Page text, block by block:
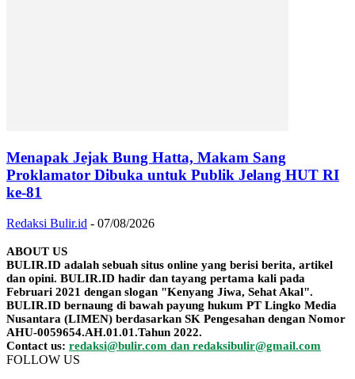
Menapak Jejak Bung Hatta, Makam Sang
Proklamator Dibuka untuk Publik Jelang HUT RI
ke-81
Redaksi Bulir.id - 07/08/2026
ABOUT US
BULIR.ID adalah sebuah situs online yang berisi berita, artikel
dan opini. BULIR.ID hadir dan tayang pertama kali pada
Februari 2021 dengan slogan "Kenyang Jiwa, Sehat Akal".
BULIR.ID bernaung di bawah payung hukum PT Lingko Media
Nusantara (LIMEN) berdasarkan SK Pengesahan dengan Nomor
AHU-0059654.AH.01.01.Tahun 2022.
Contact us: redaksi@bulir.com dan redaksibulir@gmail.com
FOLLOW US